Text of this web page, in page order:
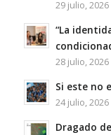
29 julio, 2026
“La
28 julio, 2026
Si este no
24 julio, 2026
Dragado